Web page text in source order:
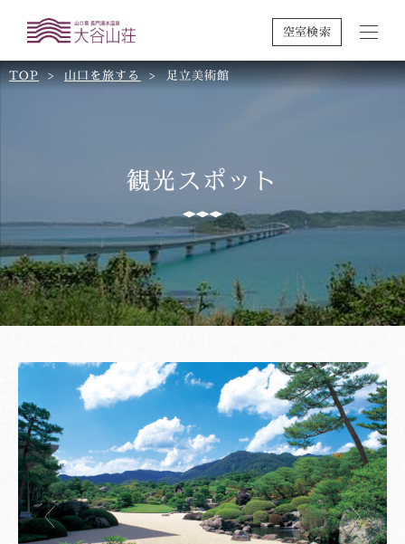
空室検索
TOP 山口を旅する 足立美術館
観光スポット